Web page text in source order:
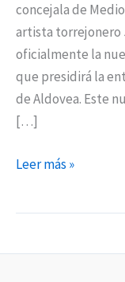
concejala de
artista torrejonero
oficialmente la
que presidirá la
de Aldovea. Este
[…]
Leer más »